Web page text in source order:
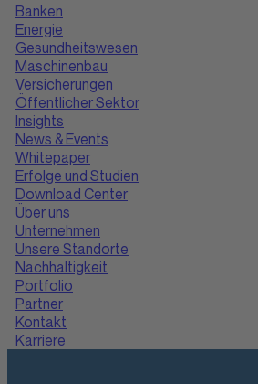
Banken
Energie
Gesundheitswesen
Maschinenbau
Versicherungen
Öffentlicher Sektor
Insights
News & Events
Whitepaper
Erfolge und Studien
Download Center
Über uns
Unternehmen
Unsere Standorte
Nachhaltigkeit
Portfolio
Partner
Kontakt
Karriere